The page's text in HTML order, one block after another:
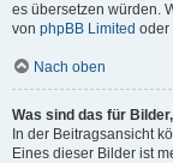
es übersetzen würden.
von phpBB Limited oder
Nach oben
Was sind das für
In der Beitragsansicht
Eines dieser Bilder ist